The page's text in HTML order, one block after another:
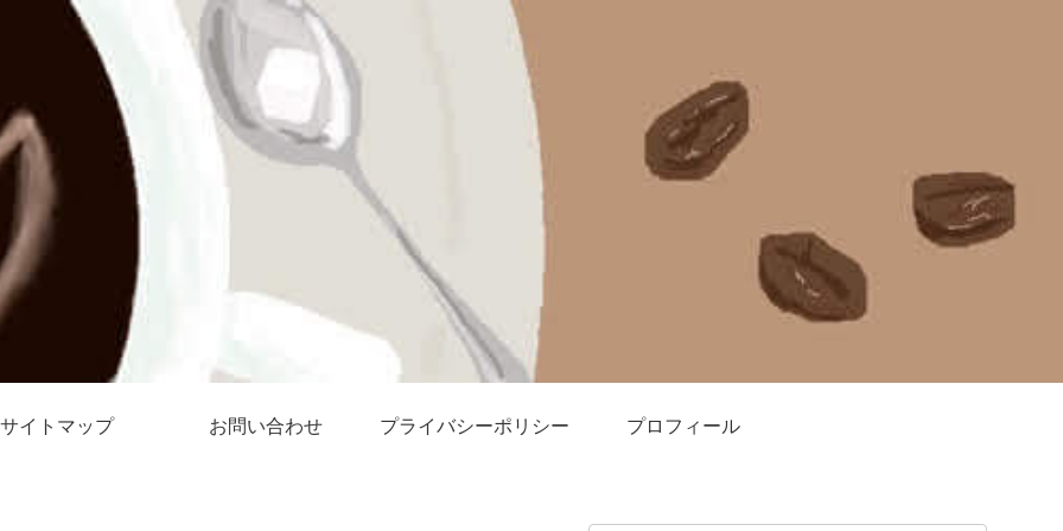
サイトマップ お問い合わせ プライバシーポリシー プロフィール